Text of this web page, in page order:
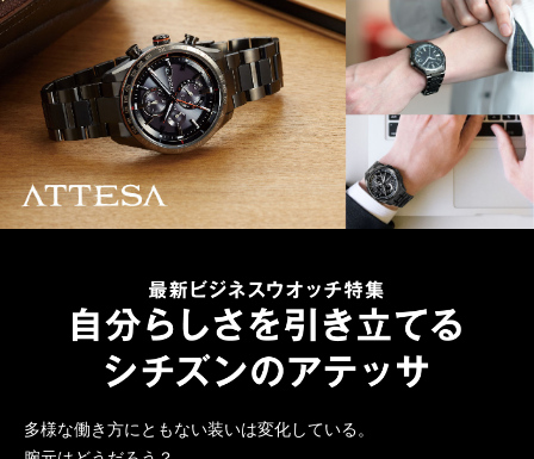
多様な働き方にともない装いは変化している。